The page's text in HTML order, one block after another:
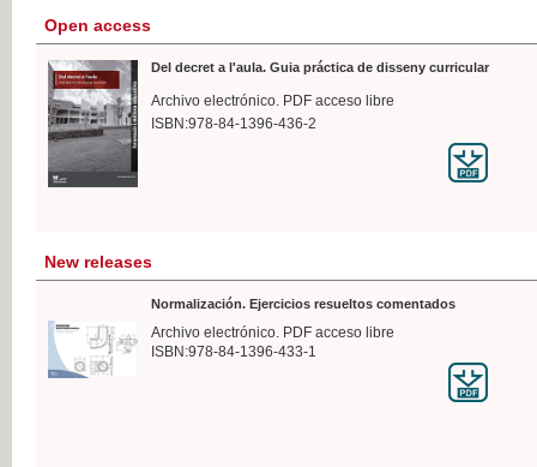
Open access
Del decret a l'aula. Guia práctica de disseny curricular
Archivo electrónico. PDF acceso libre
ISBN:978-84-1396-436-2
New releases
Normalización. Ejercicios resueltos comentados
Archivo electrónico. PDF acceso libre
ISBN:978-84-1396-433-1